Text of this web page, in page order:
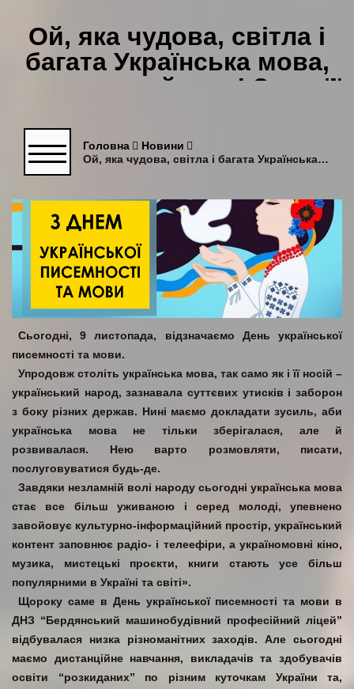
Ой, яка чудова, світла і
багата Українська мова,
мова мами й тата! Знаю її
Головна
Новини
Ой, яка чудова, світла і багата Українська мова, мова мами й тата! Знаю її добре, ще краще навчуся.
Сьогодні, 9 листопада, відзначаємо День української
писемності та мови.
Упродовж століть українська мова, так само як і її носій –
український народ, зазнавала суттєвих утисків і заборон
з боку різних держав. Нині маємо докладати зусиль, аби
українська мова не тільки зберігалася, але й
розвивалася. Нею варто розмовляти, писати,
послуговуватися будь-де.
Завдяки незламній волі народу сьогодні українська мова
стає все більш уживаною і серед молоді, упевнено
завойовує культурно-інформаційний простір, український
контент заповнює радіо- і телеефіри, а україномовні кіно,
музика, мистецькі проєкти, книги стають усе більш
популярними в Україні та світі».
Щороку саме в День української писемності та мови в
ДНЗ “Бердянський машинобудівний професійний ліцей”
відбувалася низка різноманітних заходів. Але сьогодні
маємо дистанційне навчання, викладачів та здобувачів
освіти “розкиданих” по різним куточкам України та,